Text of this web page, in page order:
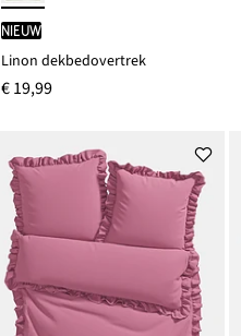
Nieuw
Linon dekbedovertrek
€ 19,99